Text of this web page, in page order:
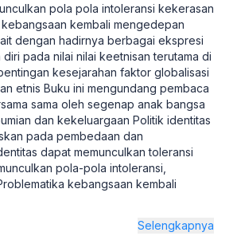
pola pola intoleransi kekerasan
kembali mengedepan
dengan hadirnya berbagai ekspresi
pada nilai nilai keetnisan terutama di
kesejarahan faktor globalisasi
etnis Buku ini mengundang pembaca
sama oleh segenap anak bangsa
dan kekeluargaan Politik identitas
pada pembedaan dan
dapat memunculkan toleransi
pola-pola intoleransi,
kebangsaan kembali
Selengkapnya